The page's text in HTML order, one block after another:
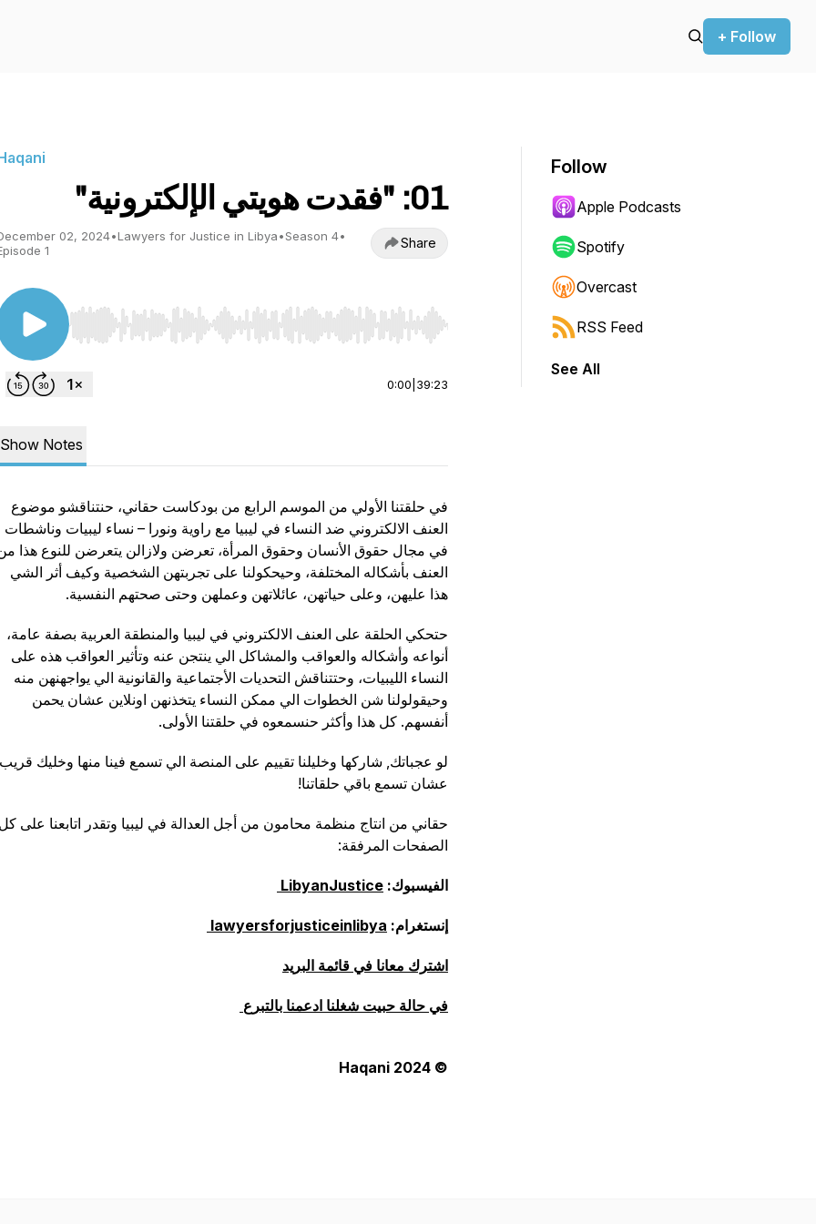
+ Follow
01: "فقدت هويتي الإلكترونية"
02, 2024•Lawyers for Justice in Libya•Season 4•
1
Share
Use Left/Right to seek, Home/End to jump to start or end. Hold shift to jump forward or backward.
0:00 39:23
Show Notes
في حلقتنا الأولي من الموسم الرابع من بودكاست حقاني، حنتناقشو موضوع
العنف الالكتروني ضد النساء في ليبيا مع راوية ونورا – نساء ليبيات وناشطات
في مجال حقوق الأنسان وحقوق المرأة، تعرضن ولازالن يتعرضن للنوع هذا
العنف بأشكاله المختلفة، وحيحكولنا على تجربتهن الشخصية وكيف أثر الشي
هذا عليهن، وعلى حياتهن، عائلاتهن وعملهن وحتى صحتهم النفسية.
حتحكي الحلقة على العنف الالكتروني في ليبيا والمنطقة العربية بصفة عامة،
أنواعه وأشكاله والعواقب والمشاكل الي ينتجن عنه وتأثير العواقب هذه على
النساء الليبيات، وحتتناقش التحديات الأجتماعية والقانونية الي يواجهنهن منه
وحيقولولنا شن الخطوات الي ممكن النساء يتخذنهن اونلاين عشان يحمن
أنفسهم. كل هذا وأكثر حنسمعوه في حلقتنا الأولى.
لو عجباتك, شاركها وخليلنا تقييم على المنصة الي تسمع فينا منها وخليك قريب
عشان تسمع باقي حلقاتنا!
حقاني من انتاج منظمة محامون من أجل العدالة في ليبيا وتقدر اتابعنا على كل
الصفحات المرفقة:
الفيسبوك: LibyanJustice
إنستغرام: lawyersforjusticeinlibya
اشترك معانا في قائمة البريد
في حالة حبيت شغلنا ادعمنا بالتبرع
© 2024 Haqani
Follow
Apple Podcasts
Spotify
Overcast
RSS Feed
See All